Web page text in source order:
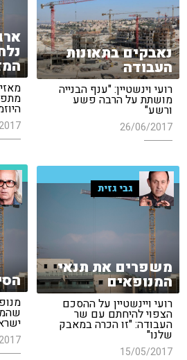
נאבקים בתאונות
העבודה
רועי וינשטיין: "ענף הבנייה
מושתת על הרבה פשע
ורשע"
26/06/2017
גבי גזית
משפרים את תנאי
המנופאים
רועי ויינשטיין על ההסכם
הצפוי להיחתם עם שר
העבודה: "זו הכרה במאבק
שלנו"
15/05/2017